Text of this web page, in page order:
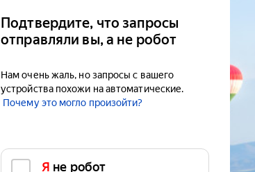
Подтвердите, что запросы
отправляли вы, а не робот
Нам очень жаль, но запросы с вашего
устройства похожи на автоматические.
Почему это могло произойти?
Я не робот